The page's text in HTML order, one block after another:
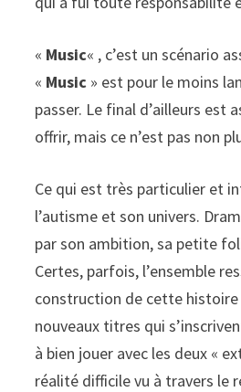
« Music« , c’est un scénario
« Music » est pour le moins
passer. Le final d’ailleurs est
offrir, mais ce n’est pas non
Ce qui est très particulier et
l’autisme et son univers.
par son ambition, sa petite
Certes, parfois, l’ensemble
construction de cette
nouveaux titres qui
à bien jouer avec les deux «
réalité difficile vu à travers le